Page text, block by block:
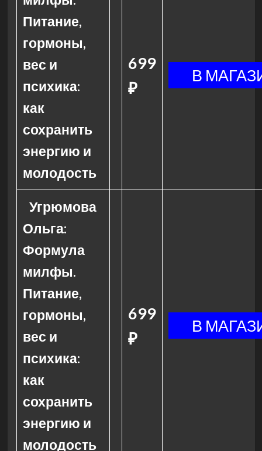
Питание,
гормоны,
вес и
психика:
как
сохранить
энергию и
молодость
699
₽
Угрюмова
Ольга:
Формула
милфы.
Питание,
гормоны,
вес и
психика:
как
сохранить
энергию и
молодость
699
₽